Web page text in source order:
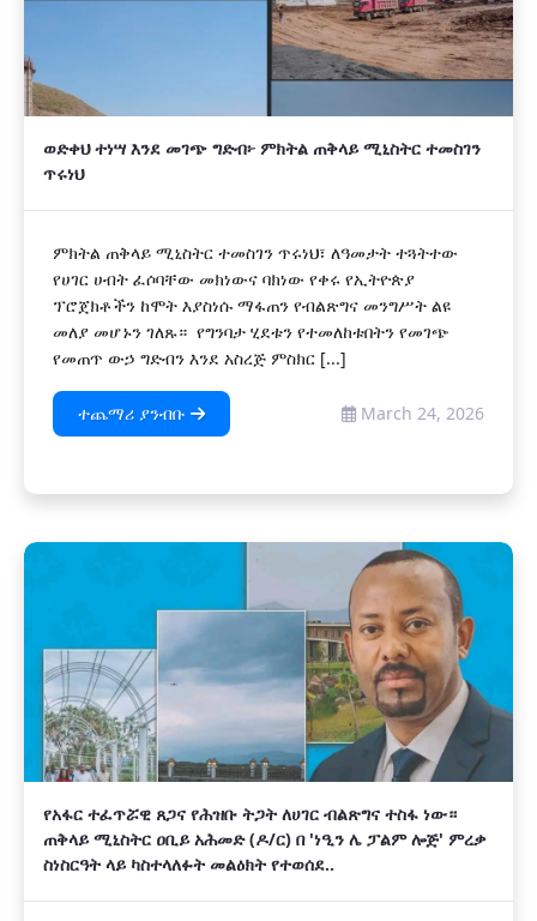
ወድቀህ ተነሣ እንደ መገጭ ግድብ፦ ምክትል ጠቅላይ ሚኒስትር ተመስገን
ጥሩነህ
ምክትል ጠቅላይ ሚኒስትር ተመስገን ጥሩነህ፣ ለዓመታት ተጓትተው
የሀገር ሀብት ፈሶባቸው መክነውና ባክነው የቀሩ የኢትዮጵያ
ፕሮጀክቶችን ከሞት እያስነሱ ማፋጠን የብልጽግና መንግሥት ልዩ
መለያ መሆኑን ገለጹ። የግንባታ ሂደቱን የተመለከቱበትን የመገጭ
የመጠጥ ውኃ ግድብን እንደ አስረጅ ምስክር [...]
ተጨማሪ ያንብቡ March 24, 2026
የአፋር ተፈጥሯዊ ጸጋና የሕዝቡ ትጋት ለሀገር ብልጽግና ተስፋ ነው።
ጠቅላይ ሚኒስትር ዐቢይ አሕመድ (ዶ/ር) በ 'ነዒን ሌ ፓልም ሎጅ' ምረቃ
ስነስርዓት ላይ ካስተላለፉት መልዕክት የተወሰደ..